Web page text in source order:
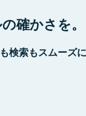
確かさを。
検索もスムーズ